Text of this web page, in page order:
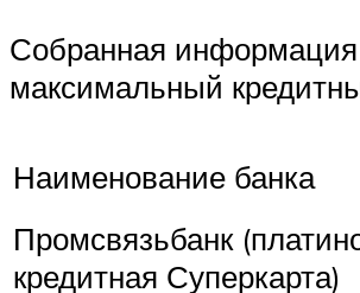
Собранная информация
максимальный
Наименование банка
Промсвязьбанк
кредитная Суперкарта)